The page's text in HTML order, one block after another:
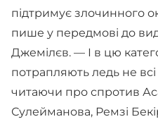
підтримує злочинного
пише у передмові до
Джемілєв. — І в цю
потрапляють ледь не
читаючи про спротив
Сулейманова, Ремзі